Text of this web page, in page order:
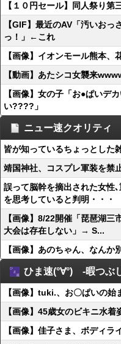
【１０円セール】同人祭り
【GIF】最近のAV「汚いお
っ！」←これ
【画像】イオンモール熊本
【動画】あたシコ女襲来
【画像】女の子「お●ぱいデ
い????」
ニュー速クオリティ
皆が知っているちょっとした
靖国神社、コスプレ軍装を禁
誤って脳幹を摘出された女性
を思考していると判明・・・
【画像】8/22開催「琵琶湖
大会は存在しない」→ S...
【画像】あのちゃん、なんか
ひま速(°∀°) -暇つぶ
【画像】tuki.、お〇ぱいの始
【画像】45歳女のビキニ水
【画像】佳子さま、ボディ